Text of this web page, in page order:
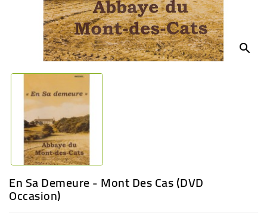
CULTUREL
search
En Sa Demeure - Mont Des Cas (DVD
Occasion)